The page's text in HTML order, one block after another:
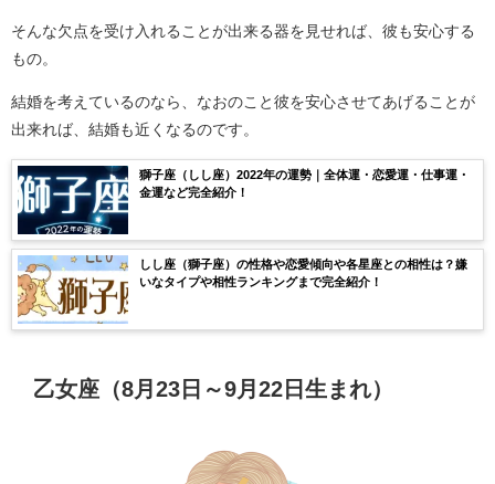
そんな欠点を受け入れることが出来る器を見せれば、彼も安心する
もの。
結婚を考えているのなら、なおのこと彼を安心させてあげることが
出来れば、結婚も近くなるのです。
獅子座（しし座）2022年の運勢｜全体運・恋愛運・仕事運・
金運など完全紹介！
しし座（獅子座）の性格や恋愛傾向や各星座との相性は？嫌
いなタイプや相性ランキングまで完全紹介！
乙女座（8月23日～9月22日生まれ）